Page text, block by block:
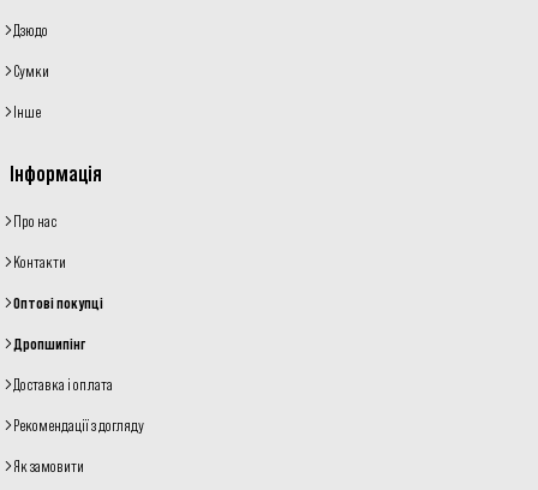
Дзюдо
Сумки
Інше
Інформація
Про нас
Контакти
Оптові покупці
Дропшипінг
Доставка і оплата
Рекомендації з догляду
Як замовити